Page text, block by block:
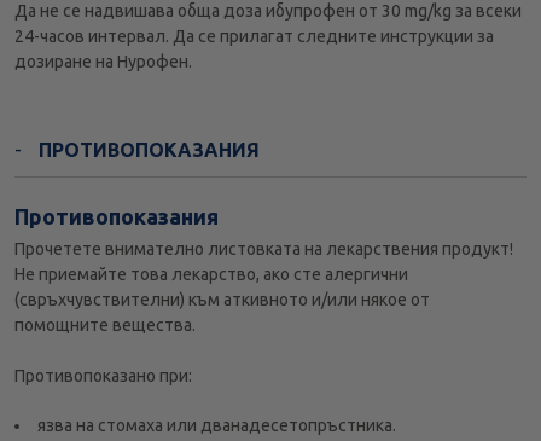
Да не се надвишава обща доза ибупрофен от 30 mg/kg за всеки
24-часов интервал. Да се прилагат следните инструкции за
дозиране на Нурофен.
ПРОТИВОПОКАЗАНИЯ
Противопоказания
Прочетете внимателно листовката на лекарствения продукт!
Не приемайте това лекарство, ако сте алергични
(свръхчувствителни) към аткивното и/или някое от
помощните вещества.
Противопоказано при:
язва на стомаха или дванадесетопръстника.